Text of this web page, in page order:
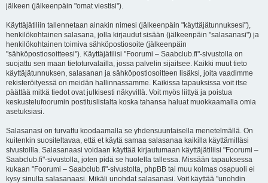
jälkeen (jälkeenpäin "omat viestisi").
Käyttäjätiliin tallennetaan ainakin nimesi (jälkeenpäin "käyttäjätunnuksesi"),
henkilökohtainen salasana, jolla kirjaudut sisään (jälkeenpäin "salasanasi") ja
henkilökohtainen toimiva sähköpostiosoite (jälkeenpäin
"sähköpostiosoitteesi"). Käyttäjätilisi "Foorumi – Saabclub.fi"-sivustolla on
suojattu sen maan tietoturvalailla, jossa palvelin sijaitsee. Kaikki muut tieto
käyttäjätunnuksen, salasanan ja sähköpostiosoitteen lisäksi, joita vaadimme
rekisteröityessä on meidän hallinnassamme. Kaikissa tapauksissa voit itse
päättää mitkä tiedot ovat julkisesti näkyvillä. Voit myös liittyä ja poistua
keskustelufoorumin postituslistalta koska tahansa haluat muokkaamalla omia
asetuksiasi.
Salasanasi on turvattu koodaamalla se yhdensuuntaisella menetelmällä. On
kuitenkin suositeltavaa, että et käytä samaa salasanaa kaikilla käyttämilläsi
sivustoilla. Salasanaasi voidaan käyttää kirjautumaan käyttäjätiliisi "Foorumi –
Saabclub.fi"-sivustolla, joten pidä se huolella tallessa. Missään tapauksessa
kukaan "Foorumi – Saabclub.fi"-sivustolta, phpBB tai muu kolmas osapuoli ei
kysy sinulta salasanaasi. Mikäli unohdat salasanasi. Voit käyttää "unohdin